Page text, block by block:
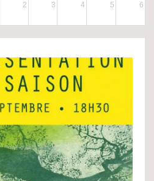
2 3 4 5 6